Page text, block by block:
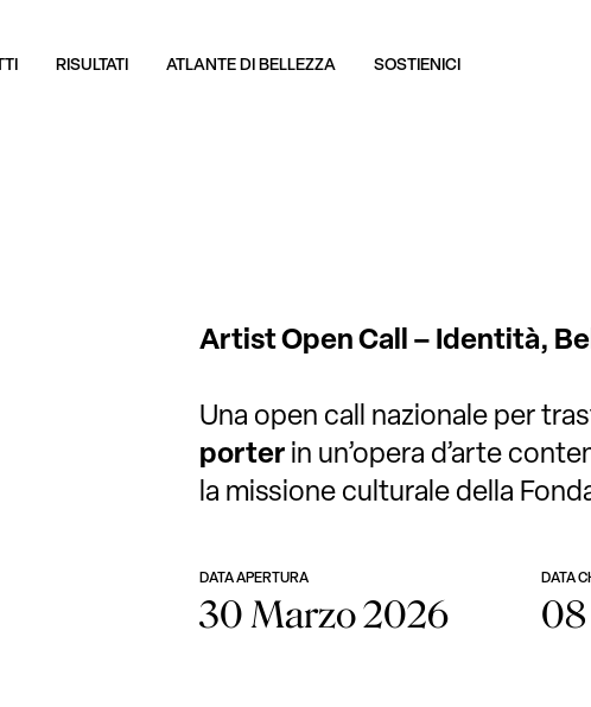
RISULTATI ATLANTE DI BELLEZZA SOSTIENICI
Artist Open Call – Identità,
Una open call nazionale per
porter in un’opera d’arte
la missione culturale della
DATA APERTURA
30 Marzo 2026
DATA